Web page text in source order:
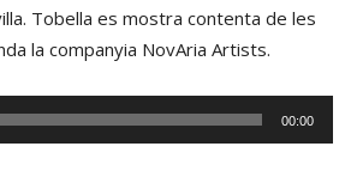
Tobella es mostra contenta de les
la companyia NovAria Artists.
00:00